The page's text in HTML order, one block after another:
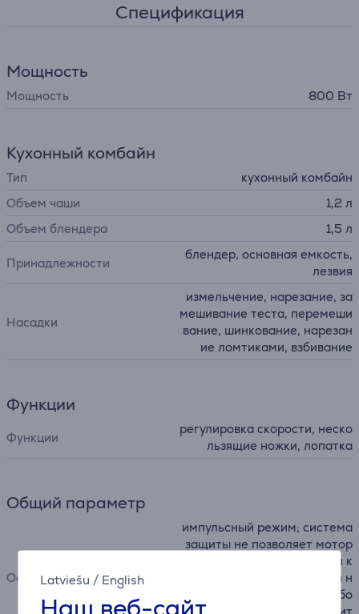
Latviešu / English
Наш веб-сайт
Спецификация
Мощность
Мощность 800 Вт
Кухонный комбайн
Тип
кухонный комбайн
Объем чаши
1,2 л
Объем блендера
1,5 л
Принадлежности
блендер, основная емкость,
лезвия
Насадки
измельчение, нарезание, за
мешивание теста, перемеши
вание, шинкование, нарезан
ие ломтиками, взбивание
Функции
Функции
регулировка скорости, неско
льзящие ножки, лопатка
Общий параметр
Особенности
импульсный режим; система
защиты не позволяет мотор
у запуститься, если чаша и к
рышка не зафиксированы в н
адлежащем положении и бо